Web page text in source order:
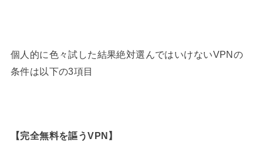
個人的に色々試した結果絶対選んではいけないVPNの
条件は以下の3項目
【完全無料を謳うVPN】